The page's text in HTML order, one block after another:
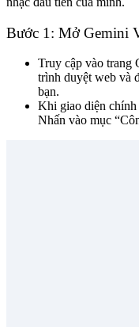
Bước 1: Mở Gemini
Truy cập vào trang
trình duyệt web và
bạn.
Khi giao diện
Nhấn vào mục